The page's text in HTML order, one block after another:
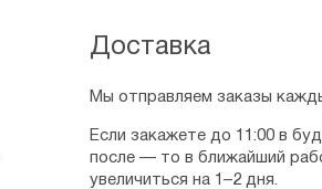
Доставка
Мы отправляем заказы
Если закажете до 11:00 в
после — то в ближайший
увеличиться на 1–2 дня.